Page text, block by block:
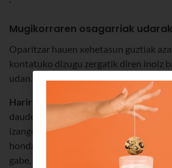
Mugikorraren osagarriak
Oparitzar hauen xehetasun guztiak
kontatuko dizugu zergatik diren inoiz
udan.
Haririk gabeko entzungailuon batzuk
dauden familiako kide zorionekoak
izango duzu etxetik lan, musika entzun
hondartzan kablea hondarrarekin
gabe, edo eskuak libre izango dituzu